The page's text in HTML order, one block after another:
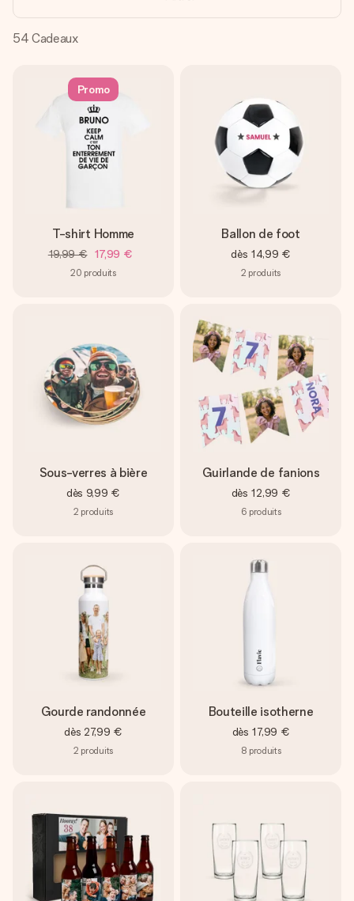
Créez quelque chose d’unique en quelques étapes – avec
son prénom, votre photo ou un message qui touche le cœur.
Sans complications, juste tout l’amour pour le moment idéal.
54 Cadeaux
Promo
T-shirt Homme
19,99 € 17,99 €
20 produits
Ballon de foot
dès 14,99 €
2 produits
Sous-verres à bière
dès 9,99 €
2 produits
Guirlande de fanions
dès 12,99 €
6 produits
Gourde randonnée
dès 27,99 €
2 produits
Bouteille isotherne
dès 17,99 €
8 produits